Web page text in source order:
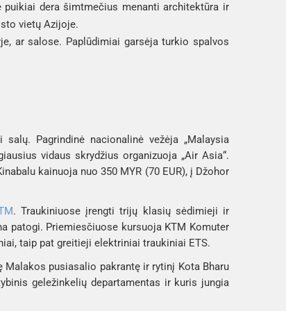
puikiai dera šimtmečius menanti architektūra ir
vietų Azijoje.
ar salose. Paplūdimiai garsėja turkio spalvos
Pagrindinė nacionalinė vežėja „Malaysia
vidaus skrydžius organizuoja „Air Asia“.
kainuoja nuo 350 MYR (70 EUR), į Džohor
. Traukiniuose įrengti trijų klasių sėdimieji ir
patogi. Priemiesčiuose kursuoja KTM Komuter
taip pat greitieji elektriniai traukiniai ETS.
pusiasalio pakrantę ir rytinį Kota Bharu
geležinkelių departamentas ir kuris jungia